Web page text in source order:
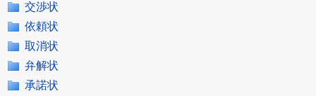
交渉状
依頼状
取消状
弁解状
承諾状